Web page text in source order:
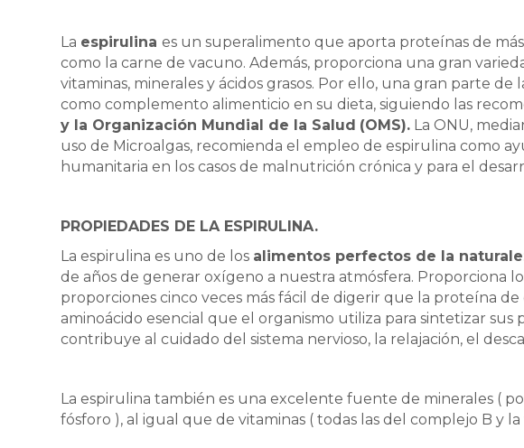
La espirulinaes un superalimento que aporta proteínas de
como la carne de vacuno. Además, proporciona una gran
vitaminas, minerales y ácidos grasos. Por ello, una gran parte
como complemento alimenticio en su dieta, siguiendo las
y la Organización Mundial de la Salud (OMS). La ONU,
uso de Microalgas, recomienda el empleo de espirulina como
humanitaria en los casos de malnutrición crónica y para el
PROPIEDADES DE LA ESPIRULINA.
La espirulina es uno de los alimentos perfectos de la
de años de generar oxígeno a nuestra atmósfera. Proporciona
proporciones cinco veces más fácil de digerir que la proteína de
aminoácido esencial que el organismo utiliza para sintetizar
contribuye al cuidado del sistema nervioso, la relajación, el
La espirulina también es una excelente fuente de minerales (
fósforo ), al igual que de vitaminas ( todas las del complejo B y la